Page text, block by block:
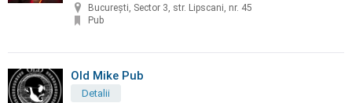
Bucureşti, Sector 3, str. Lipscani, nr. 45
Pub
Old Mike Pub
Detalii